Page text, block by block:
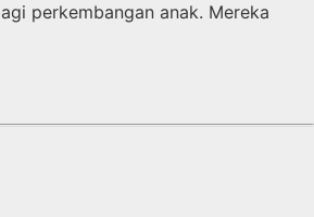
perkembangan anak. Mereka